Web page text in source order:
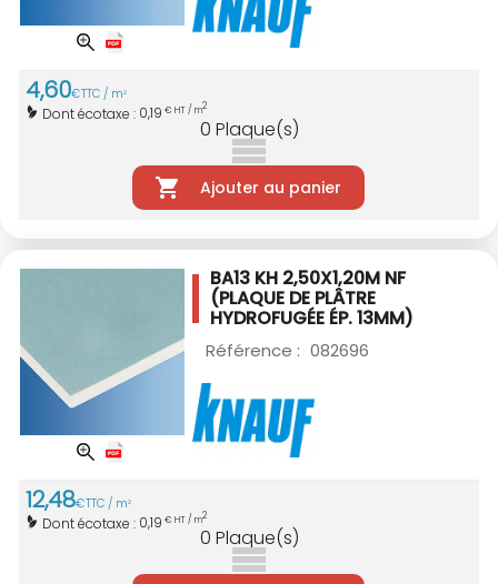
4,60€TTC / m2
Dont écotaxe : 0,19 € HT / m2
0 Plaque(s)
Ajouter au panier
BA13 KH 2,50X1,20M NF
(PLAQUE DE PLÂTRE
HYDROFUGÉE ÉP. 13MM)
Référence : 082696
12,48€TTC / m2
Dont écotaxe : 0,19 € HT / m2
0 Plaque(s)